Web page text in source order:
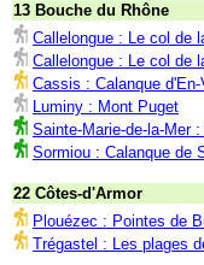
13 Bouche du Rhône
Callelongue : Le col de
Callelongue : Le col de
Cassis : Calanque d'En-
Luminy : Mont Puget
Sainte-Marie-de-la-Mer
Sormiou : Calanque de
22 Côtes-d'Armor
Plouézec : Pointes de
Trégastel : Les plages